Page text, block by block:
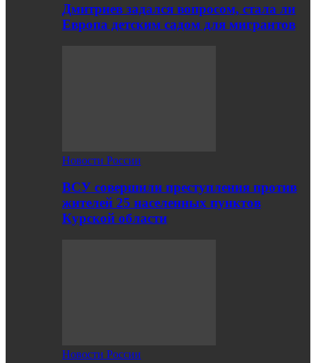
Дмитриев задался вопросом, стала ли
Европа детским садом для мигрантов
Новости России
ВСУ совершили преступления против
жителей 25 населенных пунктов
Курской области
Новости России